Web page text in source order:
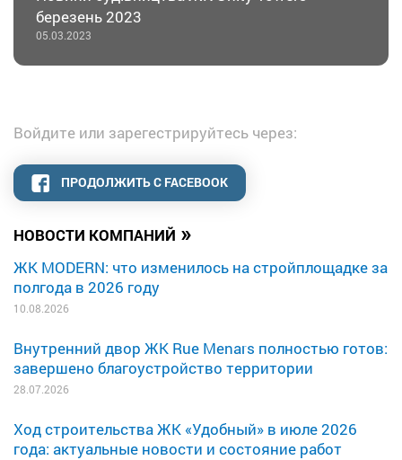
НОВОСТИ КОМПАНИЙ »
ЖК MODERN: что изменилось на стройплощадке за
полгода в 2026 году
10.08.2026
Внутренний двор ЖК Rue Menars полностью готов:
завершено благоустройство территории
28.07.2026
Ход строительства ЖК «Удобный» в июле 2026
года: актуальные новости и состояние работ
березень 2023
05.03.2023
Войдите или зарегестрируйтесь через:
ПРОДОЛЖИТЬ С FACEBOOK